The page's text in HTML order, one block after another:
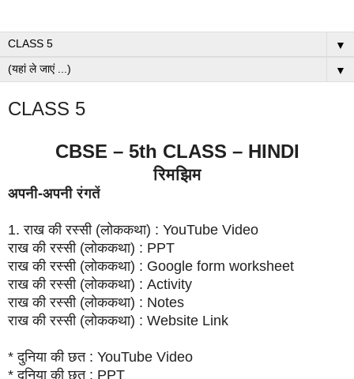
▼
▼
CLASS 5
CBSE – 5th CLASS – HINDI
रिमझिम
अपनी-अपनी रंगतें
1. राख की रस्सी (लोककथा) : YouTube Video
राख की रस्सी (लोककथा) : PPT
राख की रस्सी (लोककथा) : Google form worksheet
राख की रस्सी (लोककथा) : Activity
राख की रस्सी (लोककथा) : Notes
राख की रस्सी (लोककथा) : Website Link
* दुनिया की छत : YouTube Video
* दुनिया की छत : PPT